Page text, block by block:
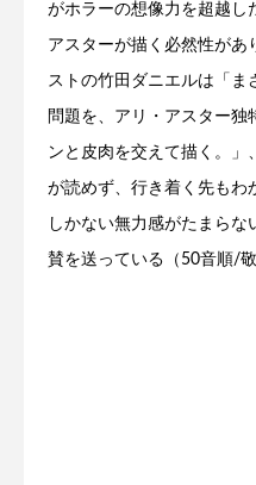
がホラーの想像力を超越し
アスターが描く必然性があ
ストの竹田ダニエルは「ま
問題を、アリ・アスター独
ンと皮肉を交えて描く。」
が読めず、行き着く先もわ
しかない無力感がたまら
賛を送っている（50音順/